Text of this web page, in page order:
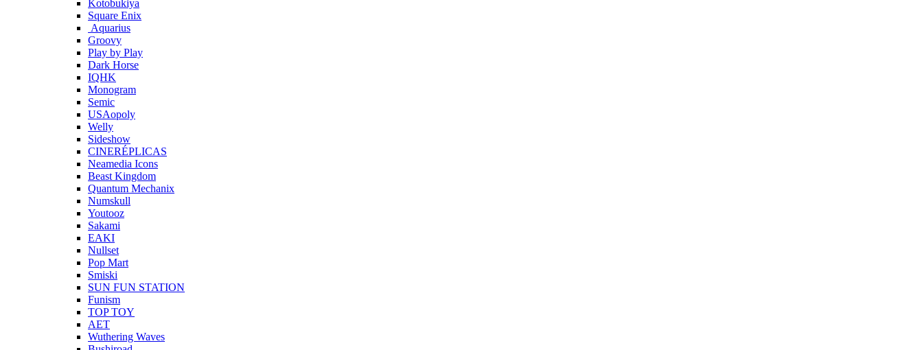
Kotobukiya
Square Enix
Aquarius
Groovy
Play by Play
Dark Horse
IQHK
Monogram
Semic
USAopoly
Welly
Sideshow
CINERÉPLICAS
Neamedia Icons
Beast Kingdom
Quantum Mechanix
Numskull
Youtooz
Sakami
EAKI
Nullset
Pop Mart
Smiski
SUN FUN STATION
Funism
TOP TOY
AET
Wuthering Waves